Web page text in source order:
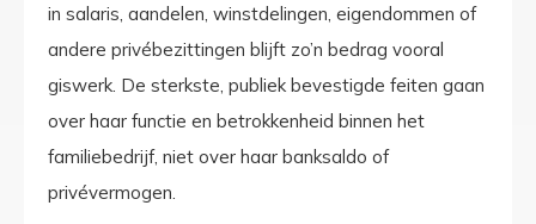
in salaris, aandelen, winstdelingen, eigendommen of
andere privébezittingen blijft zo’n bedrag vooral
giswerk. De sterkste, publiek bevestigde feiten gaan
over haar functie en betrokkenheid binnen het
familiebedrijf, niet over haar banksaldo of
privévermogen.